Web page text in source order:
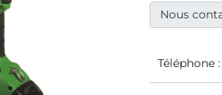
Nous
Téléphone :